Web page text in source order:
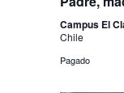
Campus El
Chile
Pagado